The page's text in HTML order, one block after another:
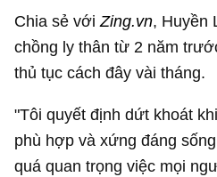
Chia sẻ vớiZing.vn, Huyền
chồng ly thân từ 2 năm
thủ tục cách đây vài tháng.
"Tôi quyết định dứt khoát
phù hợp và xứng đáng
quá quan trọng việc mọi